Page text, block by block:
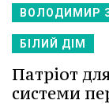
ВОЛОДИМИР
БІЛИЙ ДІМ
Патріот
системи